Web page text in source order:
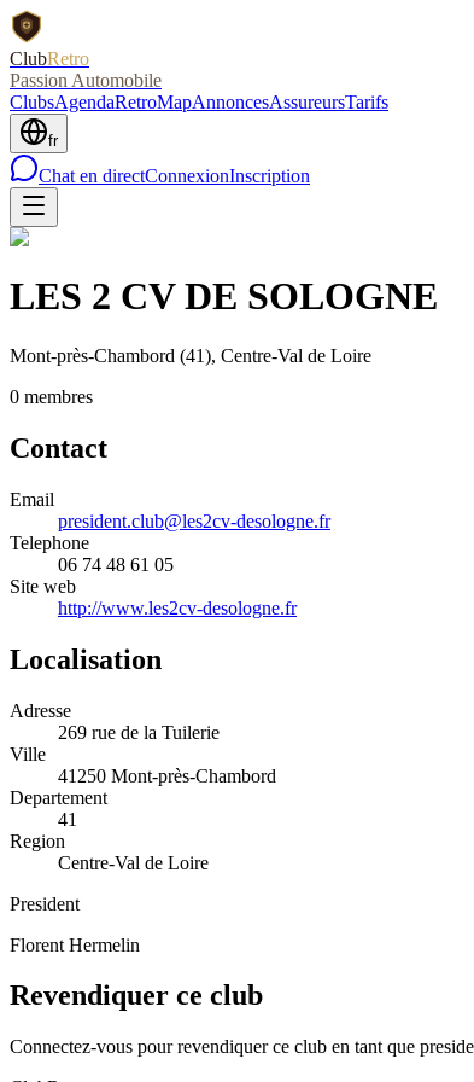
ClubRetro
Passion Automobile
ClubsAgendaRetroMapAnnoncesAssureursTarifs
fr
Chat en directConnexionInscription
LES 2 CV DE SOLOGNE
Mont-près-Chambord (41), Centre-Val de Loire
0 membres
Contact
Email
president.club@les2cv-desologne.fr
Telephone
06 74 48 61 05
Site web
http://www.les2cv-desologne.fr
Localisation
Adresse
269 rue de la Tuilerie
Ville
41250 Mont-près-Chambord
Departement
41
Region
Centre-Val de Loire
President
Florent Hermelin
Revendiquer ce club
Connectez-vous pour revendiquer ce club en tant que